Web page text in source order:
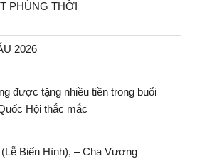
PHÙNG THỜI
2026
được tặng nhiều tiền trong buổi
Hội thắc mắc
Biến Hình), – Cha Vương